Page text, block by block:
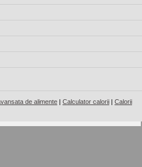
de alimente | Calculator calorii | Calorii